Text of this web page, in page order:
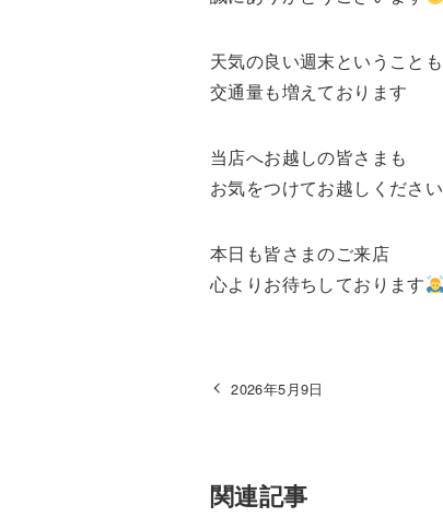
天気の良い週末ということ
交通量も増えております
当店へお越しの皆さまも
お気をつけてお越しください
本日も皆さまのご来店
心よりお待ちしております
2026年5月9日
関連記事